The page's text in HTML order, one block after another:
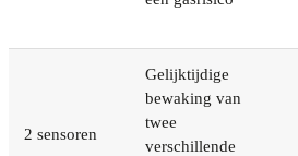
2 sensoren
Gelijktijdige
bewaking van
twee
verschillende